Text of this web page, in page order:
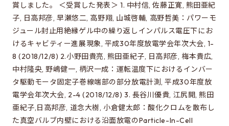
賞しました。 ＜受賞した発表＞ 1. 中村信, 佐藤正寛, 熊田亜紀
子, 日高邦彦, 早瀬悠二, 高野翔, 山城啓輔, 高野哲美：パワーモ
ジュール封止用絶縁ゲル中の繰り返しインパルス電圧下にお
けるキャビティー進展現象, 平成30年度放電学会年次大会, 1-
8 (2018/12/8) 2.小野田貴亮, 熊田亜紀子, 日高邦彦, 梅本貴広,
中村隆央, 野嶋健一, 柄沢一成：運転温度下におけるインバー
タ駆動モータ固定子巻線端部の部分放電計測, 平成30年度放
電学会年次大会, 2-4 (2018/12/8) 3. 長谷川優貴, 江尻開, 熊田
亜紀子,日高邦彦, 道念大樹, 小倉健太郎：酸化クロムを散布し
た真空バルブ内壁における沿面放電のParticle-In-Cell